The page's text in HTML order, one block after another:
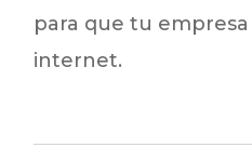
para que tu
internet.